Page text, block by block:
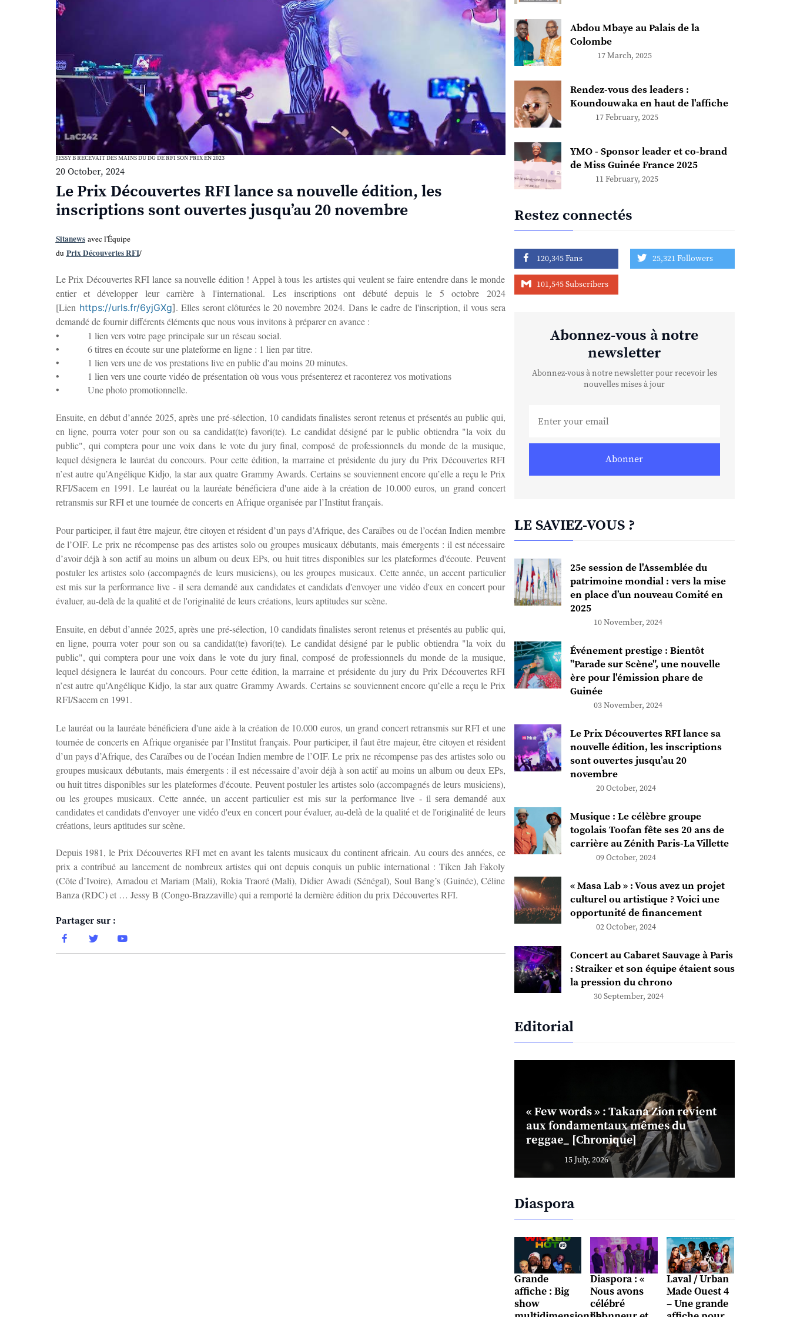
JESSY B RECEVAIT DES MAINS DU DG DE RFI SON PRIX EN 2023
20 October, 2024
Le Prix Découvertes RFI lance sa nouvelle édition, les
inscriptions sont ouvertes jusqu’au 20 novembre
Sitanewsavec l'Équipe
du Prix Découvertes RFI/
Le Prix Découvertes RFI lance sa nouvelle édition ! Appel à tous les artistes qui veulent se faire entendre dans le monde
entier et développer leur carrière à l'international.Les inscriptions ont débuté depuis le 5 octobre 2024
[Lien https://urls.fr/6yjGXg]. Elles seront clôturées le 20 novembre 2024. Dans le cadre de l'inscription, il vous sera
demandé de fournir différents éléments que nous vous invitons à préparer en avance :
•
1 lien vers votre page principale sur un réseau social.
•
6 titres en écoute sur une plateforme en ligne : 1 lien par titre.
•
1 lien vers une de vos prestations live en public d'au moins 20 minutes.
•
1 lien vers une courte vidéo de présentation où vous vous présenterez et raconterez vos motivations
•
Une photo promotionnelle.
Ensuite, en début d’année 2025, après une pré-sélection, 10 candidats finalistes seront retenus et présentés au public qui,
en ligne, pourra voter pour son ou sa candidat(te) favori(te). Le candidat désigné par le public obtiendra "la voix du
public", qui comptera pour une voix dans le vote du jury final, composé de professionnels du monde de la musique,
lequel désignera le lauréat du concours. Pour cette édition, la marraine et présidente du jury du Prix Découvertes RFI
n’est autre qu’Angélique Kidjo, la star aux quatre Grammy Awards. Certains se souviennent encore qu’elle a reçu le Prix
RFI/Sacem en 1991. Le lauréat ou la lauréate bénéficiera d'une aide à la création de 10.000 euros, un grand concert
retransmis sur RFI et une tournée de concerts en Afrique organisée par l’Institut français.
Pour participer, il faut être majeur, être citoyen et résident d’un pays d’Afrique, des Caraïbes ou de l’océan Indien membre
de l’OIF. Le prix ne récompense pas des artistes solo ou groupes musicaux débutants, mais émergents : il est nécessaire
d’avoir déjà à son actif au moins un album ou deux EPs, ou huit titres disponibles sur les plateformes d'écoute. Peuvent
postuler les artistes solo (accompagnés de leurs musiciens), ou les groupes musicaux. Cette année, un accent particulier
est mis sur la performance live - il sera demandé aux candidates et candidats d'envoyer une vidéo d'eux en concert pour
évaluer, au-delà de la qualité et de l'originalité de leurs créations, leurs aptitudes sur scène.
Ensuite, en début d’année 2025, après une pré-sélection, 10 candidats finalistes seront retenus et présentés au public qui,
en ligne, pourra voter pour son ou sa candidat(te) favori(te). Le candidat désigné par le public obtiendra "la voix du
public", qui comptera pour une voix dans le vote du jury final, composé de professionnels du monde de la musique,
lequel désignera le lauréat du concours. Pour cette édition, la marraine et présidente du jury du Prix Découvertes RFI
n’est autre qu’Angélique Kidjo, la star aux quatre Grammy Awards. Certains se souviennent encore qu’elle a reçu le Prix
RFI/Sacem en 1991.
Le lauréat ou la lauréate bénéficiera d'une aide à la création de 10.000 euros, un grand concert retransmis sur RFI et une
tournée de concerts en Afrique organisée par l’Institut français. Pour participer, il faut être majeur, être citoyen et résident
d’un pays d’Afrique, des Caraïbes ou de l’océan Indien membre de l’OIF. Le prix ne récompense pas des artistes solo ou
groupes musicaux débutants, mais émergents : il est nécessaire d’avoir déjà à son actif au moins un album ou deux EPs,
ou huit titres disponibles sur les plateformes d'écoute. Peuvent postuler les artistes solo (accompagnés de leurs musiciens),
ou les groupes musicaux. Cette année, un accent particulier est mis sur la performance live - il sera demandé aux
candidates et candidats d'envoyer une vidéo d'eux en concert pour évaluer, au-delà de la qualité et de l'originalité de leurs
créations, leurs aptitudes sur scène.
Depuis 1981, le Prix Découvertes RFI met en avant les talents musicaux du continent africain. Au cours des années, ce
prix a contribué au lancement de nombreux artistes qui ont depuis conquis un public international : Tiken Jah Fakoly
(Côte d’Ivoire), Amadou et Mariam (Mali), Rokia Traoré (Mali), Didier Awadi (Sénégal), Soul Bang’s (Guinée), Céline
Banza (RDC) et … Jessy B (Congo-Brazzaville) qui a remporté la dernière édition du prix Découvertes RFI.
Partager sur :
Abdou Mbaye au Palais de la
Colombe
17 March, 2025
Rendez-vous des leaders :
Koundouwaka en haut de l'affiche
17 February, 2025
YMO - Sponsor leader et co-brand
de Miss Guinée France 2025
11 February, 2025
Restez connectés
120,345 Fans 25,321 Followers
101,545 Subscribers
Abonnez-vous à notre
newsletter
Abonnez-vous à notre newsletter pour recevoir les
nouvelles mises à jour
Abonner
LE SAVIEZ-VOUS ?
25e session de l'Assemblée du
patrimoine mondial : vers la mise
en place d’un nouveau Comité en
2025
10 November, 2024
Événement prestige : Bientôt
"Parade sur Scène", une nouvelle
ère pour l'émission phare de
Guinée
03 November, 2024
Le Prix Découvertes RFI lance sa
nouvelle édition, les inscriptions
sont ouvertes jusqu’au 20
novembre
20 October, 2024
Musique : Le célèbre groupe
togolais Toofan fête ses 20 ans de
carrière au Zénith Paris-La Villette
09 October, 2024
« Masa Lab » : Vous avez un projet
culturel ou artistique ? Voici une
opportunité de financement
02 October, 2024
Concert au Cabaret Sauvage à Paris
: Straiker et son équipe étaient sous
la pression du chrono
30 September, 2024
Editorial
« Few words » : Takana Zion revient
aux fondamentaux mêmes du
reggae_ [Chronique]
15 July, 2026
Diaspora
Grande
affiche : Big
show
Diaspora : «
Nous avons
célébré
Laval / Urban
Made Ouest 4
– Une grande